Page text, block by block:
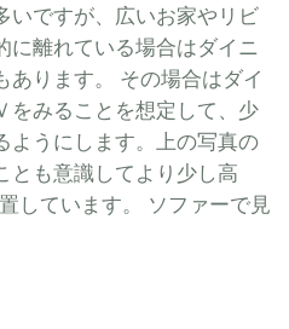
いですが、広いお家やリビ
に離れている場合はダイニ
あります。 その場合はダイ
をみることを想定して、少
ようにします。上の写真の
とも意識してより少し高
しています。 ソファーで見